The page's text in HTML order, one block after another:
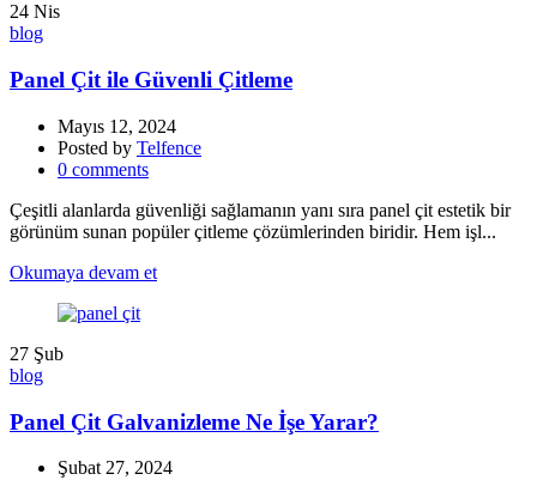
24 Nis
blog
Panel Çit ile Güvenli Çitleme
Mayıs 12, 2024
Posted by Telfence
0 comments
Çeşitli alanlarda güvenliği sağlamanın yanı sıra panel çit estetik bir
görünüm sunan popüler çitleme çözümlerinden biridir. Hem işl...
Okumaya devam et
27 Şub
blog
Panel Çit Galvanizleme Ne İşe Yarar?
Şubat 27, 2024